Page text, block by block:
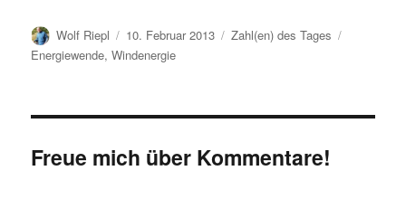
Autor
Wolf Riepl
Veröffentlicht
am
10. Februar 2013 Kategorien
Zahl(en) des Tages
Energiewende,Windenergie
Freue mich über Kommentare!